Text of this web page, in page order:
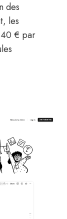
des
les
40 € par